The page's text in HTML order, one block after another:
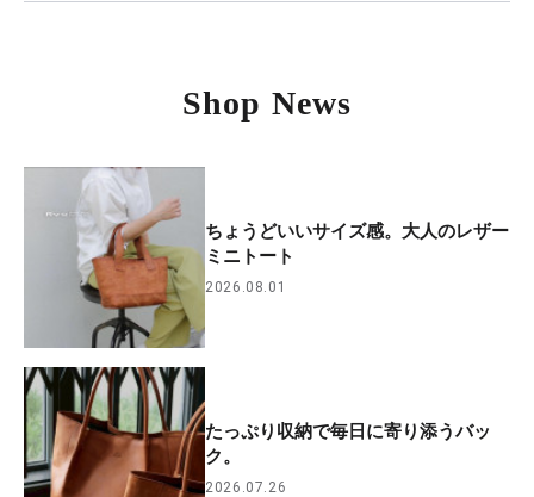
Shop News
ちょうどいいサイズ感。大人のレザー
ミニトート
2026.08.01
たっぷり収納で毎日に寄り添うバッ
ク。
2026.07.26